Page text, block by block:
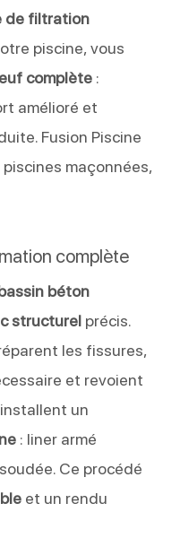
de filtration
piscine, vous
complète:
amélioré et
Fusion Piscine
maçonnées,
complète
béton
structurelprécis.
les fissures,
et revoient
un
: liner armé
Ce procédé
et un rendu